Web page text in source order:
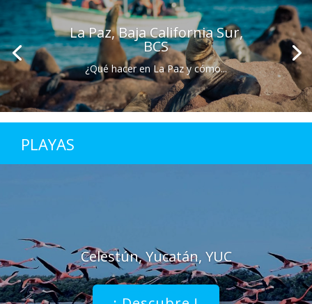
La Paz, Baja California Sur,
BCS
¿Qué hacer en La Paz y cómo...
PLAYAS
Celestún, Yucatán, YUC